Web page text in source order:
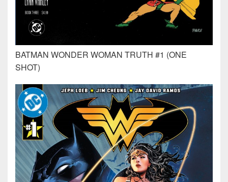
BATMAN WONDER WOMAN TRUTH #1 (ONE
SHOT)